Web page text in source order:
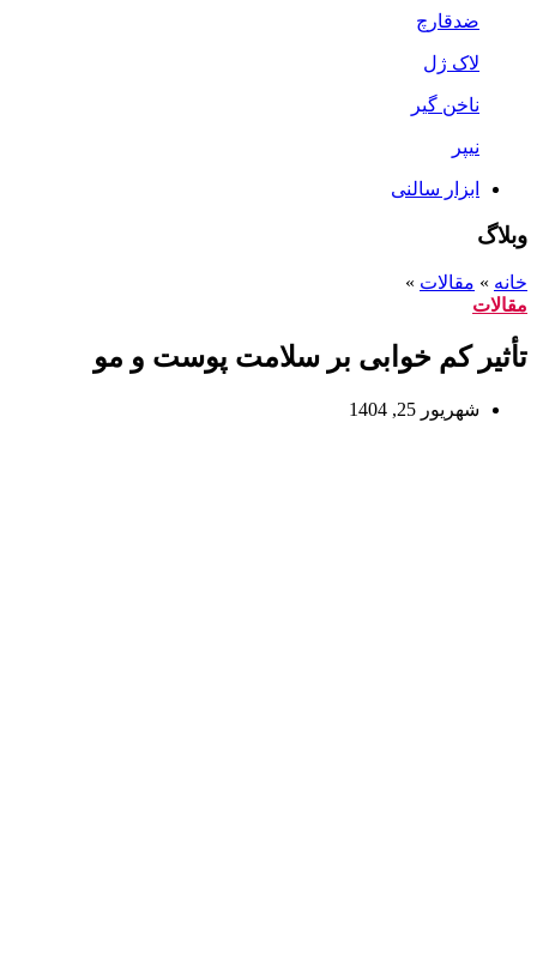
ضدقارچ
لاک ژل
ناخن گیر
نیپر
ابزار سالنی
وبلاگ
خانه » مقالات »
مقالات
تأثیر کم خوابی بر سلامت پوست و مو
شهریور 25, 1404